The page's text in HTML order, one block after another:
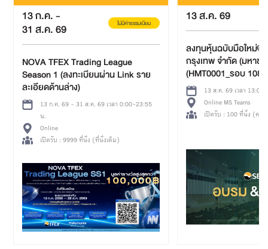
13 ก.ค.-
31 ส.ค. 69 ไม่มีค่าธรรมเนียม
NOVA TFEX Trading League
Season 1 (ลงทะเบียนผ่าน Link ราย
ละเอียดด้านล่าง)
13 ก.ค. 69 - 31 ส.ค. 69 เวลา 0:00-23:55
น.
Online
เปิดรับ : 9999 ที่นั่ง (ที่นั่งเต็ม)
13 ส.ค. 69
ลงทุนหุ้นฉบับมือใหม่
กรุงเทพ จำกัด (มหาช
(HMT0001_รอบ
13 ส.ค. 69 เวลา
Online MS Teams
เปิดรับ : 100 ที่นั่ง (คง